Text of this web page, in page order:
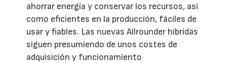
ahorrar energía y conservar los recursos, así
como eficientes en la producción, fáciles de
usar y fiables. Las nuevas Allrounder híbridas
siguen presumiendo de unos costes de
adquisición y funcionamiento